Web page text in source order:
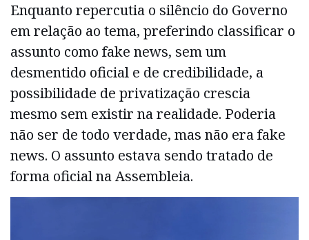
Enquanto repercutia o silêncio do Governo
em relação ao tema, preferindo classificar o
assunto como fake news, sem um
desmentido oficial e de credibilidade, a
possibilidade de privatização crescia
mesmo sem existir na realidade. Poderia
não ser de todo verdade, mas não era fake
news. O assunto estava sendo tratado de
forma oficial na Assembleia.